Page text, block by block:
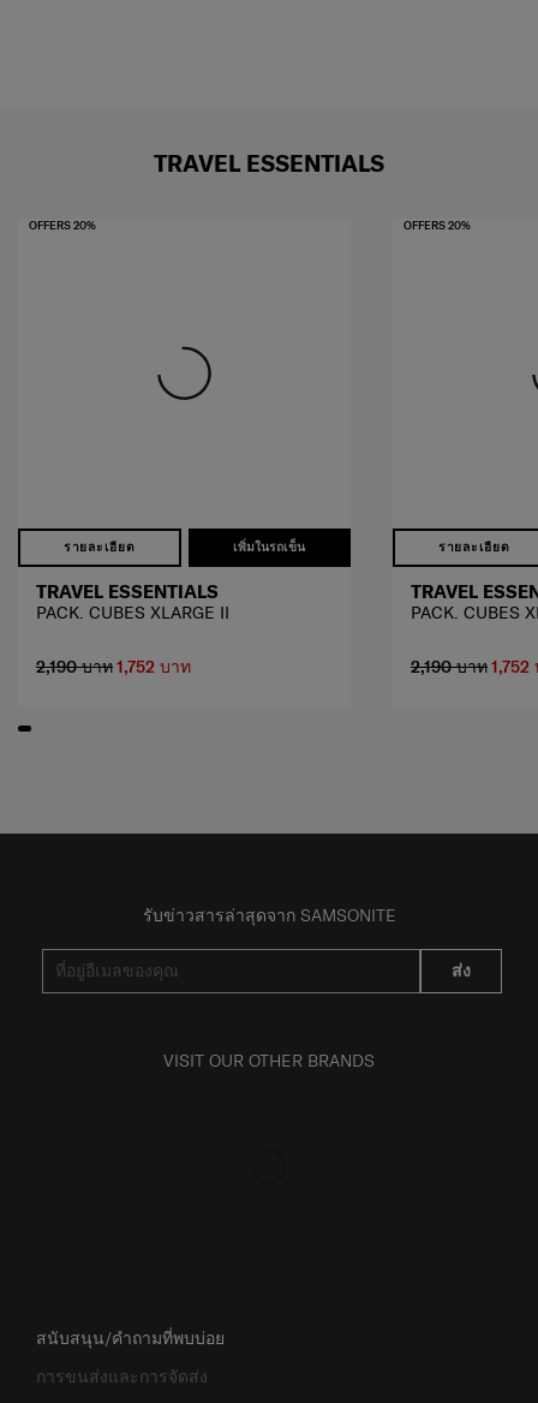
TRAVEL ESSENTIALS
รายละเอียด เพิ่มในรถเข็น
OFFERS 20%
TRAVEL ESSENTIALS
PACK. CUBES XLARGE II
2,190 บาท1,752 บาท
รายละเอียด
OFFERS 20%
TRAVEL
PACK. CUBES
2,190 บาท1,752
รับข่าวสารล่าสุดจาก SAMSONITE
ส่ง
VISIT OUR OTHER BRANDS
สนับสนุน/คำถามที่พบบ่อย
การขนส่งและการจัดส่ง